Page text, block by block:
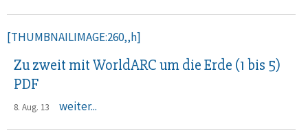
[THUMBNAILIMAGE:260,,h]
Zu zweit mit WorldARC um die Erde (1 bis 5)
PDF
8. Aug. 13 weiter...